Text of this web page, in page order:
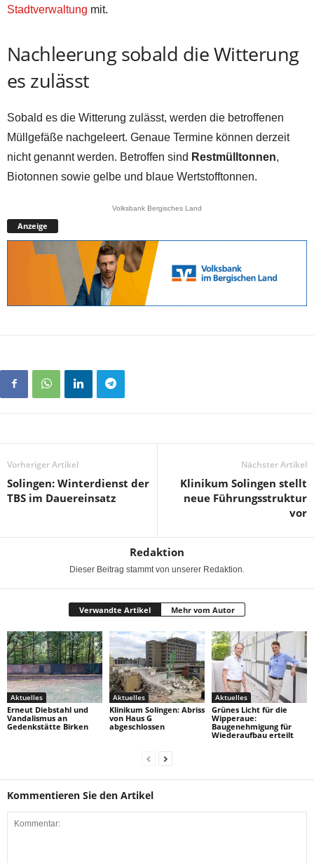
Stadtverwaltung mit.
Nachleerung sobald die Witterung
es zulässt
Sobald es die Witterung zulässt, werden die betroffenen
Müllgefäße nachgeleert. Genaue Termine können derzeit
nicht genannt werden. Betroffen sind Restmülltonnen,
Biotonnen sowie gelbe und blaue Wertstofftonnen.
Volksbank Bergisches Land
Anzeige
Vorheriger Artikel
Solingen: Winterdienst der
TBS im Dauereinsatz
Nächster Artikel
Klinikum Solingen stellt
neue Führungsstruktur
vor
Redaktion
Dieser Beitrag stammt von unserer Redaktion.
Verwandte Artikel Mehr vom Autor
Aktuelles
Erneut Diebstahl und
Vandalismus an
Gedenkstätte Birken
Aktuelles
Klinikum Solingen: Abriss
von Haus G
abgeschlossen
Aktuelles
Grünes Licht für die
Wipperaue:
Baugenehmigung für
Wiederaufbau erteilt
Kommentieren Sie den Artikel